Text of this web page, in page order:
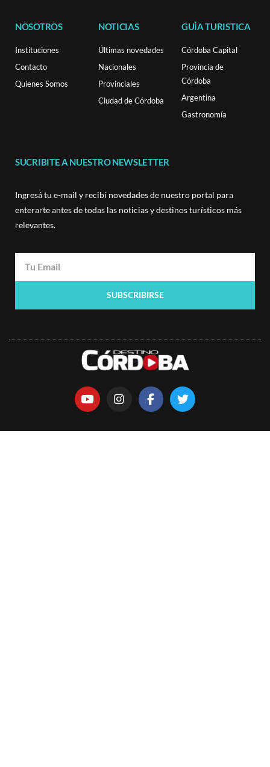
NOSOTROS
Instituciones
Contacto
Quienes Somos
NOTICIAS
Últimas novedades
Nacionales
Provinciales
Ciudad de Córdoba
GUÍA TURISTICA
Córdoba Capital
Provincia de
Córdoba
Argentina
Gastronomía
SUCRIBITE A NUESTRO NEWSLETTER
Ingresá tu e-mail y recibí novedades de nuestro portal para
enterarte antes de todas las noticias y destinos turísticos más
relevantes.
SUBSCRIBIRSE